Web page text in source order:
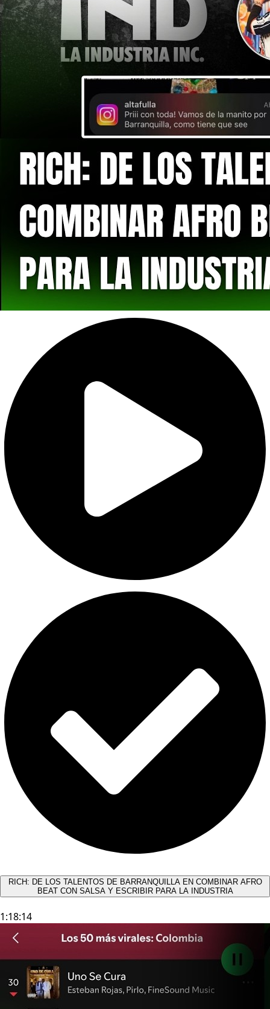
RICH: DE LOS TALENTOS DE BARRANQUILLA EN COMBINAR AFRO
BEAT CON SALSA Y ESCRIBIR PARA LA INDUSTRIA
1:18:14